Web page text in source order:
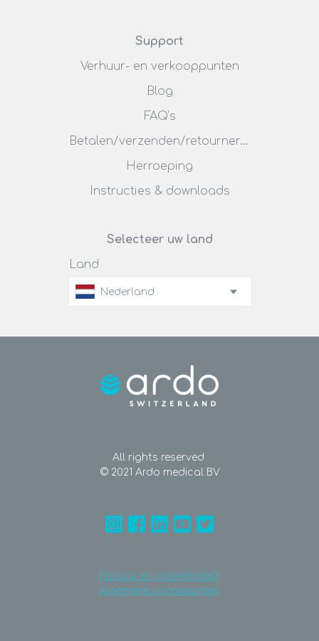
Support
Verhuur- en verkooppunten
Blog
FAQ’s
Betalen/verzenden/retourneren
Herroeping
Instructies & downloads
Selecteer uw land
Land
Nederland
All rights reserved
© 2021 Ardo medical BV
Privacy en cookiebeleid
Algemene voorwaarden